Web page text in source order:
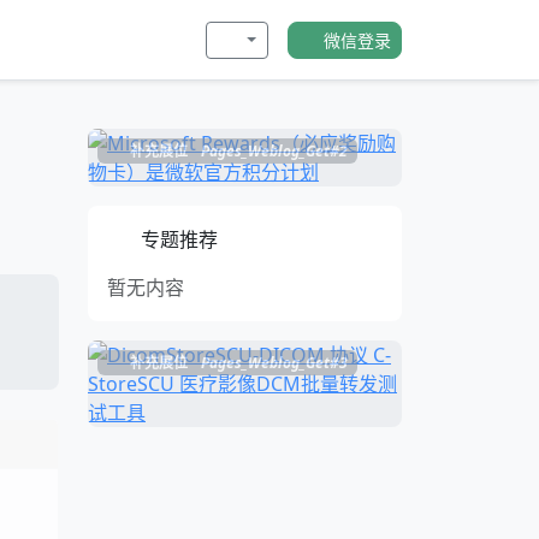
微信登录
补充展位 Pages_Weblog_Get#2
专题推荐
暂无内容
补充展位 Pages_Weblog_Get#3